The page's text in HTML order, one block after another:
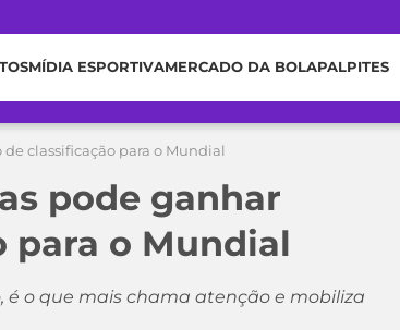
MÍDIA ESPORTIVAMERCADO DA BOLAPALPITES
classificação para o Mundial
pode ganhar
para o Mundial
é o que mais chama atenção e mobiliza